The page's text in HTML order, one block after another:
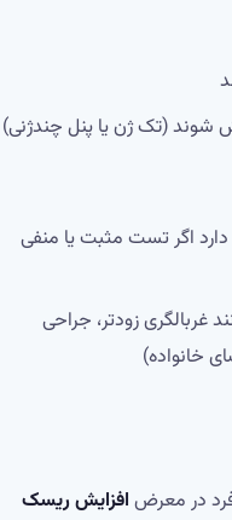
شوند (تک ژن یا پنل چندژنی)
اگر تست مثبت یا منفی
غربالگری زودتر، جراحی
خانواده)
در معرض افزایش ریسک